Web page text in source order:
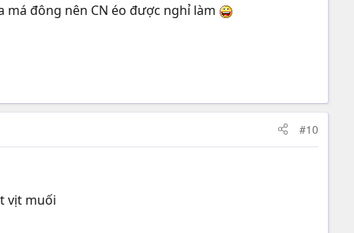
má đông nên CN éo được nghỉ làm
#10
vịt muối